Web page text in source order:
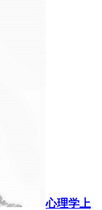
心理学上